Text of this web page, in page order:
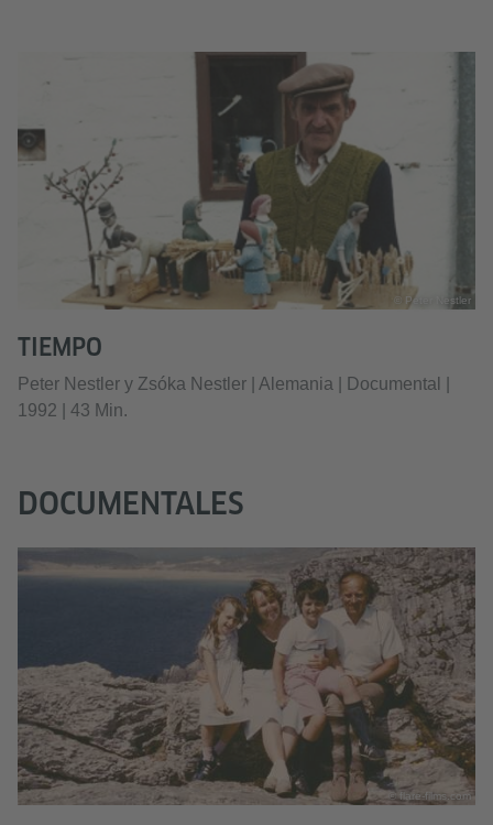
© Peter Nestler
TIEMPO
Peter Nestler y Zsóka Nestler | Alemania | Documental |
1992 | 43 Min.
DOCUMENTALES
© flare-films.com